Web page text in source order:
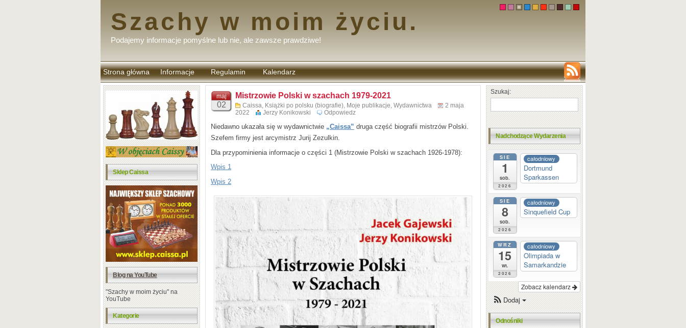
Szachy w moim życiu.
Podajemy informacje pomyślne lub nie, ale zawsze prawdziwe!
Strona główna Informacje Regulamin
komentarzy
Kalendarz
Sklep Caissa
Blog na YouTube
"Szachy w moim życiu" na
YouTube
Kategorie
maj
02
Mistrzowie Polski w szachach 1979-2021
Caissa, Książki po polsku (biografie), Moje publikacje, Wydawnictwa
2 maja
2022
Jerzy Konikowski Odpowiedz
Niedawno ukazała się w wydawnictwie „Caissa” druga część biografii mistrzów Polski.
Szefem firmy jest arcymistrz Jurij Zezulkin.
Dla przypominienia informacje o części 1 (Mistrzowie Polski w szachach 1926-1978):
Wpis 1
Wpis 2
Szukaj:
Nadchodzące Wydarzenia
SIE
1
sob.
2026
całodniowy
Dortmund
Sparkassen
SIE
8
sob.
2026
całodniowy
Sinquefield Cup
WRZ
15
wt.
2026
całodniowy
Olimpiada w
Samarkandzie
Zobacz kalendarz
Dodaj
Odnośniki